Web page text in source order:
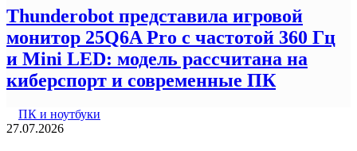
Thunderobot представила игровой
монитор 25Q6A Pro с частотой 360 Гц
и Mini LED: модель рассчитана на
киберспорт и современные ПК
ПК и ноутбуки
27.07.2026